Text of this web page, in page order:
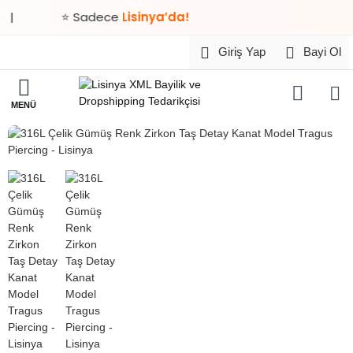
⭐ SadeceLisinya’da!
Giriş Yap Bayi Ol
TESLİMAT